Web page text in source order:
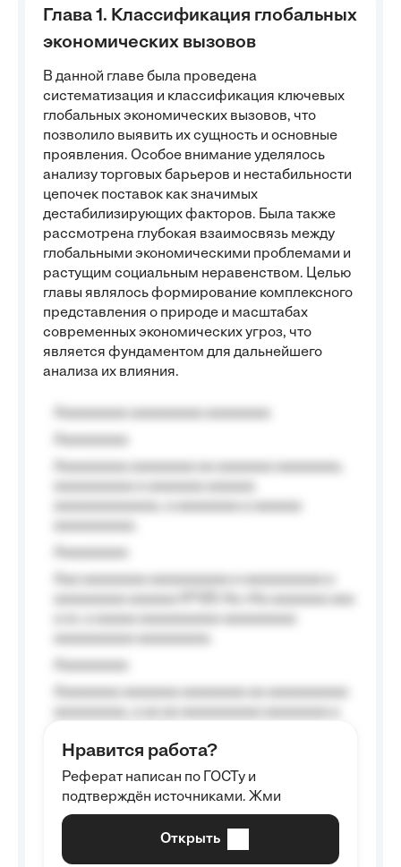
Глава 1. Классификация глобальных
экономических вызовов
В данной главе была проведена
систематизация и классификация ключевых
глобальных экономических вызовов, что
позволило выявить их сущность и основные
проявления. Особое внимание уделялось
анализу торговых барьеров и нестабильности
цепочек поставок как значимых
дестабилизирующих факторов. Была также
рассмотрена глубокая взаимосвязь между
глобальными экономическими проблемами и
растущим социальным неравенством. Целью
главы являлось формирование комплексного
представления о природе и масштабах
современных экономических угроз, что
является фундаментом для дальнейшего
анализа их влияния.
Aaaaaaaaa
Aaaaaaaaaa aa aaa aaaaaaaaa, a aaa
aaaaaaaaaa aaa, a aaaaaaaaaa, aaaaaa
aaaaaa a aaaaaa.
Aaaaaa-aaaaaaaaaaa aaaaaa
Нравится работа?
Реферат написан по ГОСТу и
подтверждён источниками. Жми
Открыть